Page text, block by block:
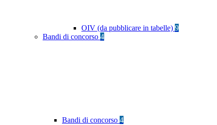
OIV (da pubblicare in tabelle) 9
Bandi di concorso 4
Bandi di concorso 4